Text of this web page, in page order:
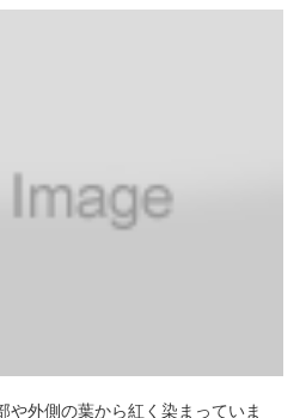
や外側の葉から紅く染まっていま